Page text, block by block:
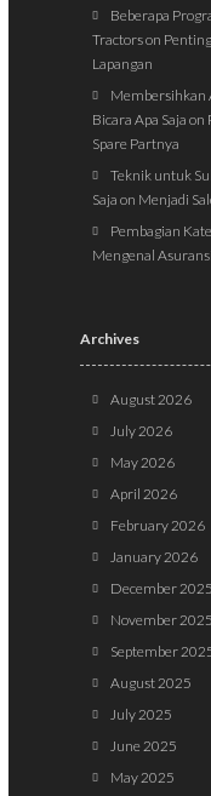
Beberapa
Tractorson
Lapangan
Membersihkan
Bicara Apa Saja on
Spare Partnya
Teknik untuk
Saja on Menjadi
Pembagian
Mengenal
Archives
August 2026
July 2026
May 2026
April 2026
February 2026
January 2026
December 2025
November 2025
September
August 2025
July 2025
June 2025
May 2025